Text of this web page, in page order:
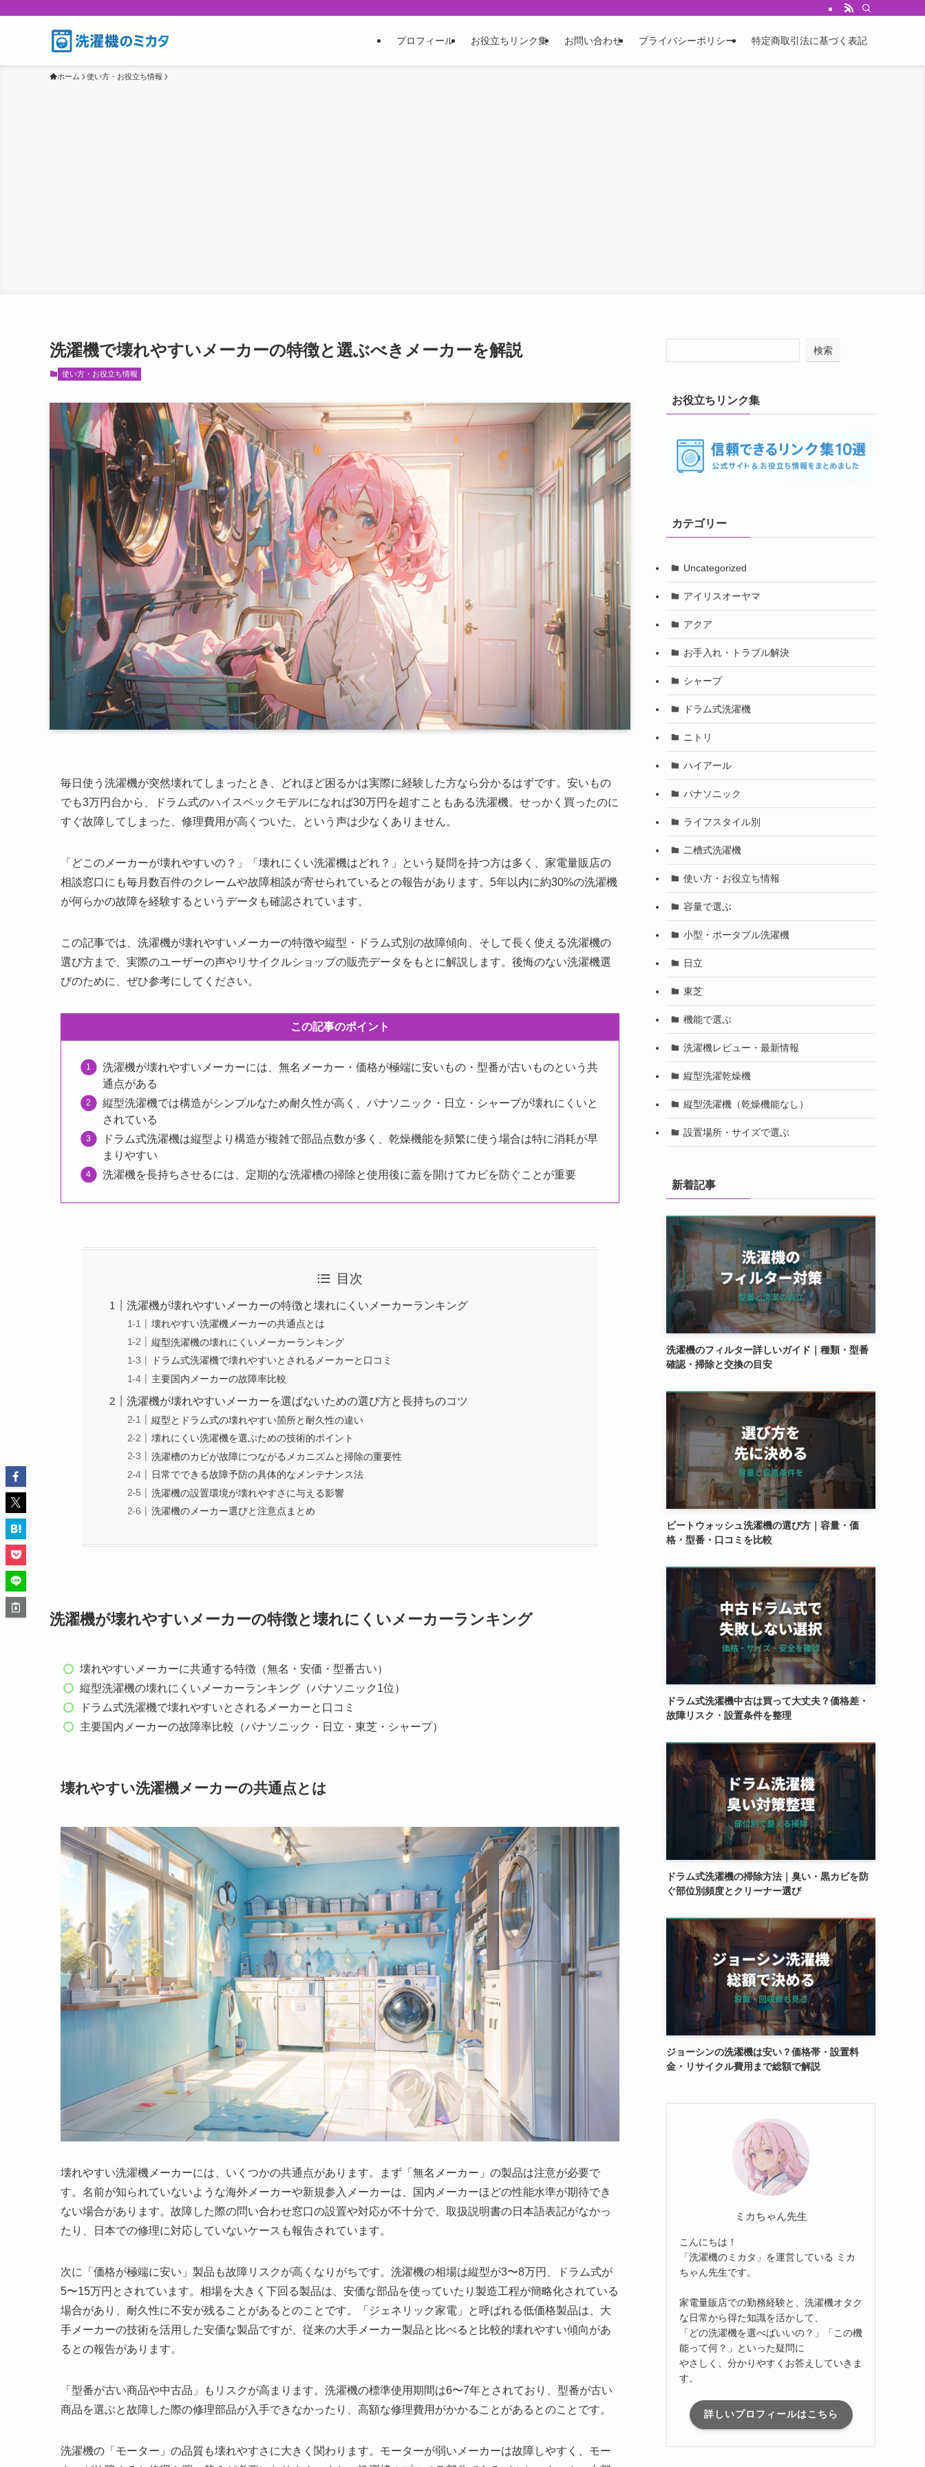
プロフィール お役立ちリンク集 お問い合わせ プライバシーポリシー 特定商取引法に基づく表記
ホーム 使い方・お役立ち情報
洗濯機で壊れやすいメーカーの特徴と選ぶべきメーカーを解説
使い方・お役立ち情報
毎日使う洗濯機が突然壊れてしまったとき、どれほど困るかは実際に経験した方なら分かるはずです。安いもの
でも3万円台から、ドラム式のハイスペックモデルになれば30万円を超すこともある洗濯機。せっかく買ったのに
すぐ故障してしまった、修理費用が高くついた、という声は少なくありません。
「どこのメーカーが壊れやすいの？」「壊れにくい洗濯機はどれ？」という疑問を持つ方は多く、家電量販店の
相談窓口にも毎月数百件のクレームや故障相談が寄せられているとの報告があります。5年以内に約30%の洗濯機
が何らかの故障を経験するというデータも確認されています。
この記事では、洗濯機が壊れやすいメーカーの特徴や縦型・ドラム式別の故障傾向、そして長く使える洗濯機の
選び方まで、実際のユーザーの声やリサイクルショップの販売データをもとに解説します。後悔のない洗濯機選
びのために、ぜひ参考にしてください。
この記事のポイント
洗濯機が壊れやすいメーカーには、無名メーカー・価格が極端に安いもの・型番が古いものという共
通点がある
縦型洗濯機では構造がシンプルなため耐久性が高く、パナソニック・日立・シャープが壊れにくいと
されている
ドラム式洗濯機は縦型より構造が複雑で部品点数が多く、乾燥機能を頻繁に使う場合は特に消耗が早
まりやすい
洗濯機を長持ちさせるには、定期的な洗濯槽の掃除と使用後に蓋を開けてカビを防ぐことが重要
目次
洗濯機が壊れやすいメーカーの特徴と壊れにくいメーカーランキング
壊れやすい洗濯機メーカーの共通点とは
縦型洗濯機の壊れにくいメーカーランキング
ドラム式洗濯機で壊れやすいとされるメーカーと口コミ
主要国内メーカーの故障率比較
洗濯機が壊れやすいメーカーを選ばないための選び方と長持ちのコツ
縦型とドラム式の壊れやすい箇所と耐久性の違い
壊れにくい洗濯機を選ぶための技術的ポイント
洗濯槽のカビが故障につながるメカニズムと掃除の重要性
日常でできる故障予防の具体的なメンテナンス法
洗濯機の設置環境が壊れやすさに与える影響
洗濯機のメーカー選びと注意点まとめ
洗濯機が壊れやすいメーカーの特徴と壊れにくいメーカーランキング
壊れやすいメーカーに共通する特徴（無名・安価・型番古い）
縦型洗濯機の壊れにくいメーカーランキング（パナソニック1位）
ドラム式洗濯機で壊れやすいとされるメーカーと口コミ
主要国内メーカーの故障率比較（パナソニック・日立・東芝・シャープ）
壊れやすい洗濯機メーカーの共通点とは
壊れやすい洗濯機メーカーには、いくつかの共通点があります。まず「無名メーカー」の製品は注意が必要で
す。名前が知られていないような海外メーカーや新規参入メーカーは、国内メーカーほどの性能水準が期待でき
ない場合があります。故障した際の問い合わせ窓口の設置や対応が不十分で、取扱説明書の日本語表記がなかっ
たり、日本での修理に対応していないケースも報告されています。
次に「価格が極端に安い」製品も故障リスクが高くなりがちです。洗濯機の相場は縦型が3〜8万円、ドラム式が
5〜15万円とされています。相場を大きく下回る製品は、安価な部品を使っていたり製造工程が簡略化されている
場合があり、耐久性に不安が残ることがあるとのことです。「ジェネリック家電」と呼ばれる低価格製品は、大
手メーカーの技術を活用した安価な製品ですが、従来の大手メーカー製品と比べると比較的壊れやすい傾向があ
るとの報告があります。
「型番が古い商品や中古品」もリスクが高まります。洗濯機の標準使用期間は6〜7年とされており、型番が古い
商品を選ぶと故障した際の修理部品が入手できなかったり、高額な修理費用がかかることがあるとのことです。
洗濯機の「モーター」の品質も壊れやすさに大きく関わります。モーターが弱いメーカーは故障しやすく、モー
検索
お役立ちリンク集
カテゴリー
Uncategorized
アイリスオーヤマ
アクア
お手入れ・トラブル解決
シャープ
ドラム式洗濯機
ニトリ
ハイアール
パナソニック
ライフスタイル別
二槽式洗濯機
使い方・お役立ち情報
容量で選ぶ
小型・ポータブル洗濯機
日立
東芝
機能で選ぶ
洗濯機レビュー・最新情報
縦型洗濯乾燥機
縦型洗濯機（乾燥機能なし）
設置場所・サイズで選ぶ
新着記事
洗濯機のフィルター詳しいガイド｜種類・型番
確認・掃除と交換の目安
ビートウォッシュ洗濯機の選び方｜容量・価
格・型番・口コミを比較
ドラム式洗濯機中古は買って大丈夫？価格差・
故障リスク・設置条件を整理
ドラム式洗濯機の掃除方法｜臭い・黒カビを防
ぐ部位別頻度とクリーナー選び
ジョーシンの洗濯機は安い？価格帯・設置料
金・リサイクル費用まで総額で解説
ミカちゃん先生
こんにちは！
「洗濯機のミカタ」を運営している ミカ
ちゃん先生です。
家電量販店での勤務経験と、洗濯機オタク
な日常から得た知識を活かして、
「どの洗濯機を選べばいいの？」「この機
能って何？」といった疑問に
やさしく、分かりやすくお答えしていきま
す。
詳しいプロフィールはこちら